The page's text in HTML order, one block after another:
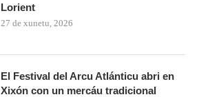
Lorient
27 de xunetu, 2026
El Festival del Arcu Atlánticu abri en
Xixón con un mercáu tradicional